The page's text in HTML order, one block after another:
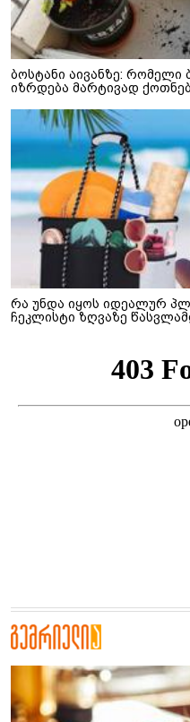
ბოსტანი აივანზე:
იზრდება მარტივად
რა უნდა იყოს იდეალურ
ჩეკლისტი ზღვაზე